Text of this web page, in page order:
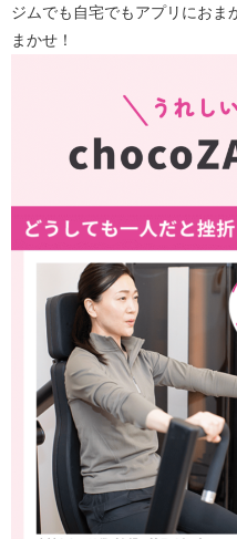
ジムでも自宅でもアプリにおま
まかせ！